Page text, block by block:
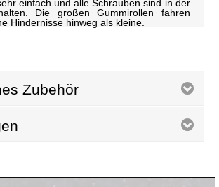
einfach und alle Schrauben sind in der
Die großen Gummirollen fahren
Hindernisse hinweg als kleine.
Zubehör